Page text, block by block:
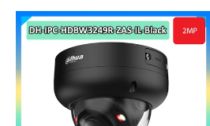
tiện lợi từ xa